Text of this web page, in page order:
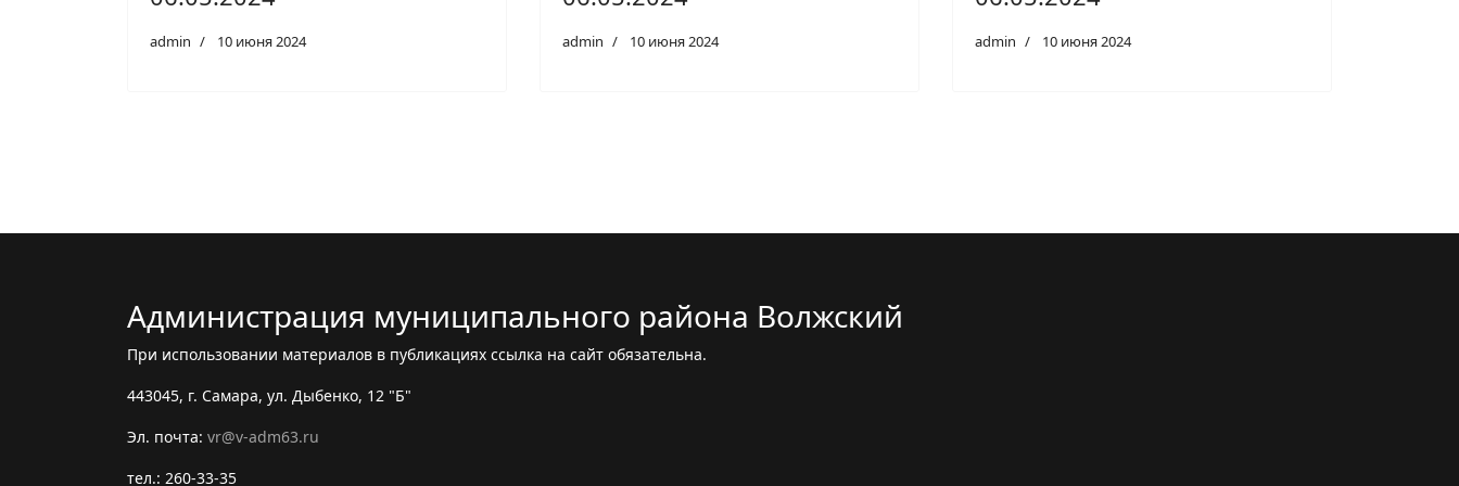
admin 10 июня 2024 admin 10 июня 2024 admin 10 июня 2024
Администрация муниципального района Волжский
При использовании материалов в публикациях ссылка на сайт обязательна.
443045, г. Самара, ул. Дыбенко, 12 "Б"
Эл. почта: vr@v-adm63.ru
тел.: 260-33-35